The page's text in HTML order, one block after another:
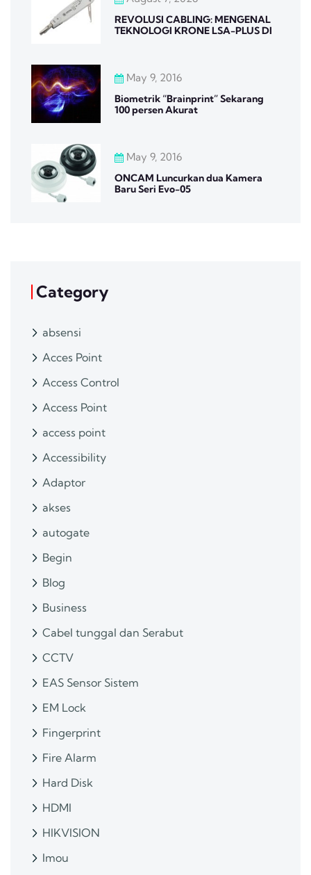
REVOLUSI CABLING: MENGENAL
TEKNOLOGI KRONE LSA-PLUS DI
May 9, 2016
Biometrik “Brainprint” Sekarang
100 persen Akurat
May 9, 2016
ONCAM Luncurkan dua Kamera
Baru Seri Evo-05
Category
absensi
Acces Point
Access Control
Access Point
access point
Accessibility
Adaptor
akses
autogate
Begin
Blog
Business
Cabel tunggal dan Serabut
CCTV
EAS Sensor Sistem
EM Lock
Fingerprint
Fire Alarm
Hard Disk
HDMI
HIKVISION
Imou